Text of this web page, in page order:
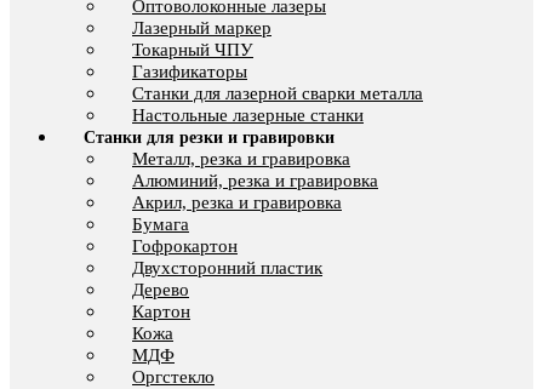
Оптоволоконные лазеры
Лазерный маркер
Токарный ЧПУ
Газификаторы
Cтанки для лазерной сварки металла
Настольные лазерные станки
Станки для резки и гравировки
Металл, резка и гравировка
Алюминий, резка и гравировка
Акрил, резка и гравировка
Бумага
Гофрокартон
Двухсторонний пластик
Дерево
Картон
Кожа
МДФ
Оргстекло